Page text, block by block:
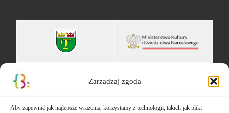
Zarządzaj zgodą
Aby zapewnić jak najlepsze wrażenia, korzystamy z technologii, takich jak pliki